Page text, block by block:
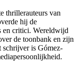
thrillerauteurs van
hij de
en critici. Wereldwijd
de toonbank en zijn
schrijver is Gómez-